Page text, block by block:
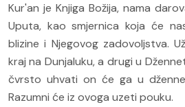
Kur'an je Knjiga Božija, nama
Uputa, kao smjernica koja će
blizine i Njegovog zadovoljstva.
kraj na Dunjaluku, a drugi u
čvrsto uhvati on će ga u
Razumni će iz ovoga uzeti pouku.